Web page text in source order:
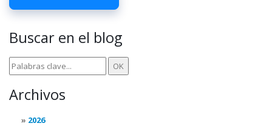
Buscar en el blog
Archivos
2026